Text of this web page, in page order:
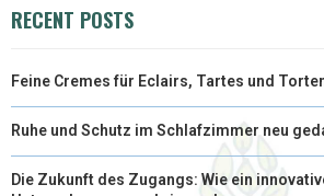
E
R
)
K S
RECENT POSTS
Feine Cremes für Eclairs, Tartes und
Ruhe und Schutz im Schlafzimmer neu
Die Zukunft des Zugangs: Wie ein